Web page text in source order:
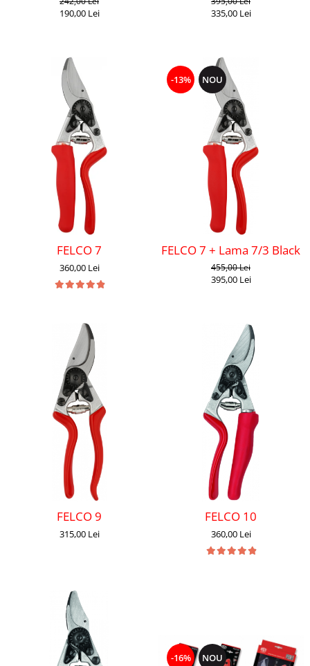
190,00 Lei 335,00 Lei
FELCO 7
360,00 Lei
-13% NOU
FELCO 7 + Lama 7/3 Black
455,00 Lei
395,00 Lei
FELCO 9
315,00 Lei
FELCO 10
360,00 Lei
-16% NOU